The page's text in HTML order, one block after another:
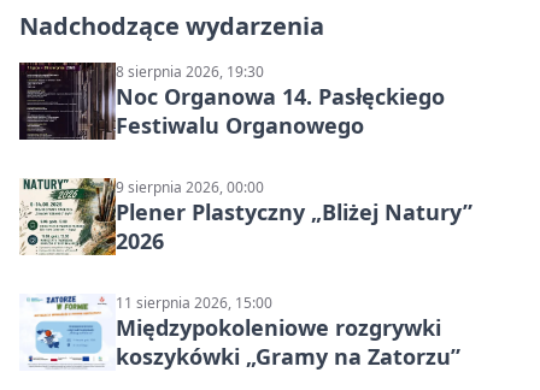
Nadchodzące wydarzenia
8 sierpnia 2026, 19:30
Noc Organowa 14. Pasłęckiego
Festiwalu Organowego
9 sierpnia 2026, 00:00
Plener Plastyczny „Bliżej Natury”
2026
11 sierpnia 2026, 15:00
Międzypokoleniowe rozgrywki
koszykówki „Gramy na Zatorzu”